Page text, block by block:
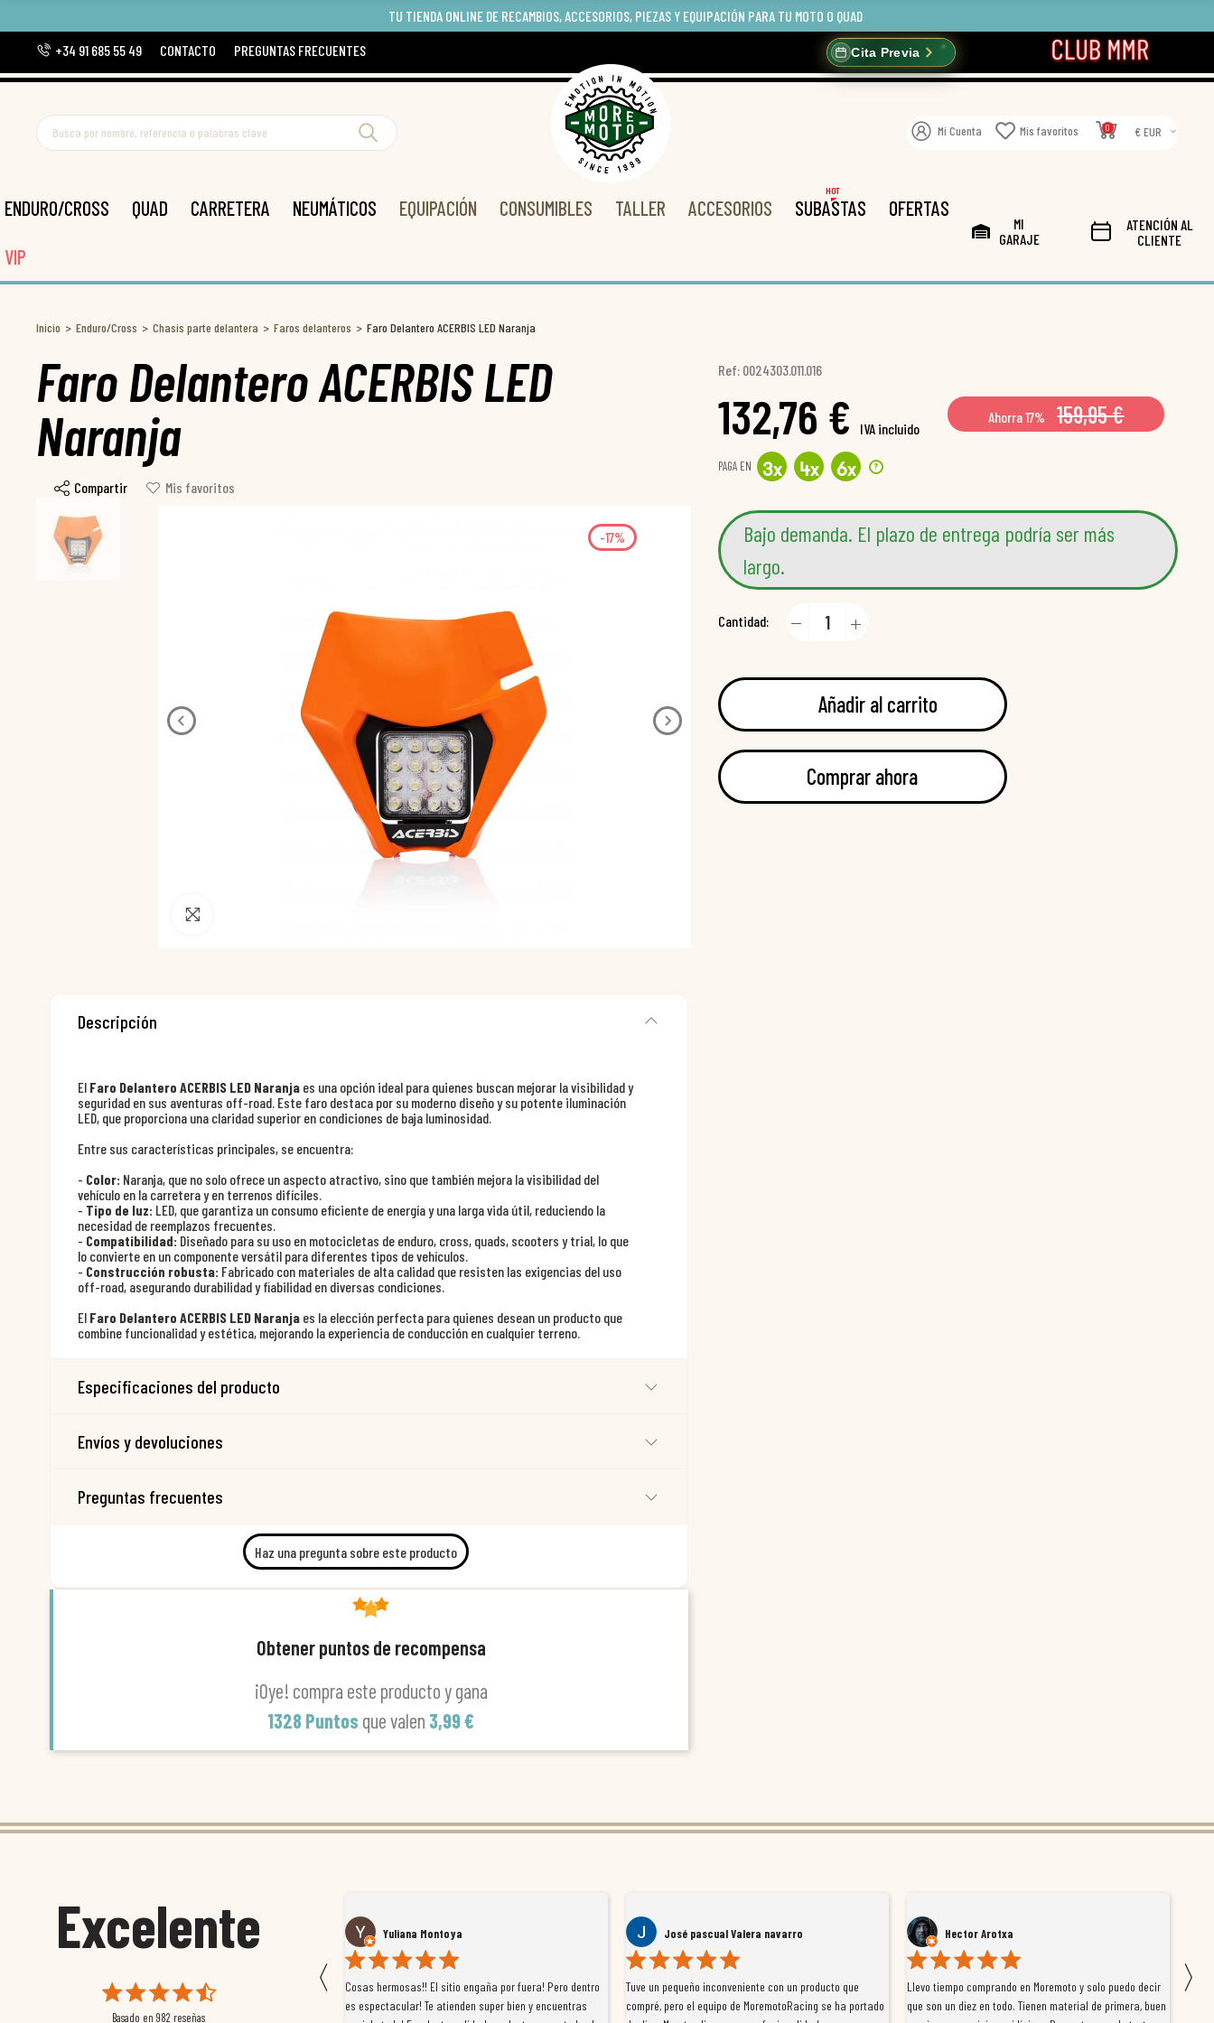
TU TIENDA ONLINE DE RECAMBIOS, ACCESORIOS, PIEZAS Y EQUIPACIÓN PARA TU MOTO O QUAD
+34 91 685 55 49
CONTACTO PREGUNTAS FRECUENTES Cita Previa
Mi Cuenta Mis favoritos 0 € EUR
ENDURO/CROSS QUAD CARRETERA NEUMÁTICOS EQUIPACIÓN CONSUMIBLES TALLER ACCESORIOS SUBASTAS
HOT
OFERTAS
VIP
MI
GARAJE
ATENCIÓN AL
CLIENTE
Inicio Enduro/Cross Chasis parte delantera Faros delanteros Faro Delantero ACERBIS LED Naranja
Faro Delantero ACERBIS LED
Naranja
Compartir Mis favoritos
Ref: 0024303.011.016
132,76 € IVA incluido
Ahorra 17% 159,95 €
PAGA EN 3x 4x 6x ?
-17%
Bajo demanda. El plazo de entrega podría ser más
largo.
Cantidad:
Añadir al carrito
Comprar ahora
Descripción
El Faro Delantero ACERBIS LED Naranja es una opción ideal para quienes buscan mejorar la visibilidad y
seguridad en sus aventuras off-road. Este faro destaca por su moderno diseño y su potente iluminación
LED, que proporciona una claridad superior en condiciones de baja luminosidad.
Entre sus características principales, se encuentra:
- Color: Naranja, que no solo ofrece un aspecto atractivo, sino que también mejora la visibilidad del
vehículo en la carretera y en terrenos difíciles.
- Tipo de luz: LED, que garantiza un consumo eficiente de energía y una larga vida útil, reduciendo la
necesidad de reemplazos frecuentes.
- Compatibilidad: Diseñado para su uso en motocicletas de enduro, cross, quads, scooters y trial, lo que
lo convierte en un componente versátil para diferentes tipos de vehículos.
- Construcción robusta: Fabricado con materiales de alta calidad que resisten las exigencias del uso
off-road, asegurando durabilidad y fiabilidad en diversas condiciones.
El Faro Delantero ACERBIS LED Naranja es la elección perfecta para quienes desean un producto que
combine funcionalidad y estética, mejorando la experiencia de conducción en cualquier terreno.
Especificaciones del producto
Envíos y devoluciones
Preguntas frecuentes
Haz una pregunta sobre este producto
Obtener puntos de recompensa
¡Oye! compra este producto y gana
1328 Puntos que valen 3,99 €
Excelente
Basado en 982 reseñas
〈
Susana García Luis
Magnífica atención al cliente. Tuvimos un pequeño
retraso en el pedido y desde el minuto uno se
Yuliana Montoya
Cosas hermosas!! El sitio engaña por fuera! Pero dentro
es espectacular! Te atienden super bien y encuentras
José pascual Valera navarro
Tuve un pequeño inconveniente con un producto que
compré, pero el equipo de MoremotoRacing se ha portado
Hector Arotxa
Llevo tiempo comprando en Moremoto y solo puedo decir
que son un diez en todo. Tienen material de primera, buen
〉